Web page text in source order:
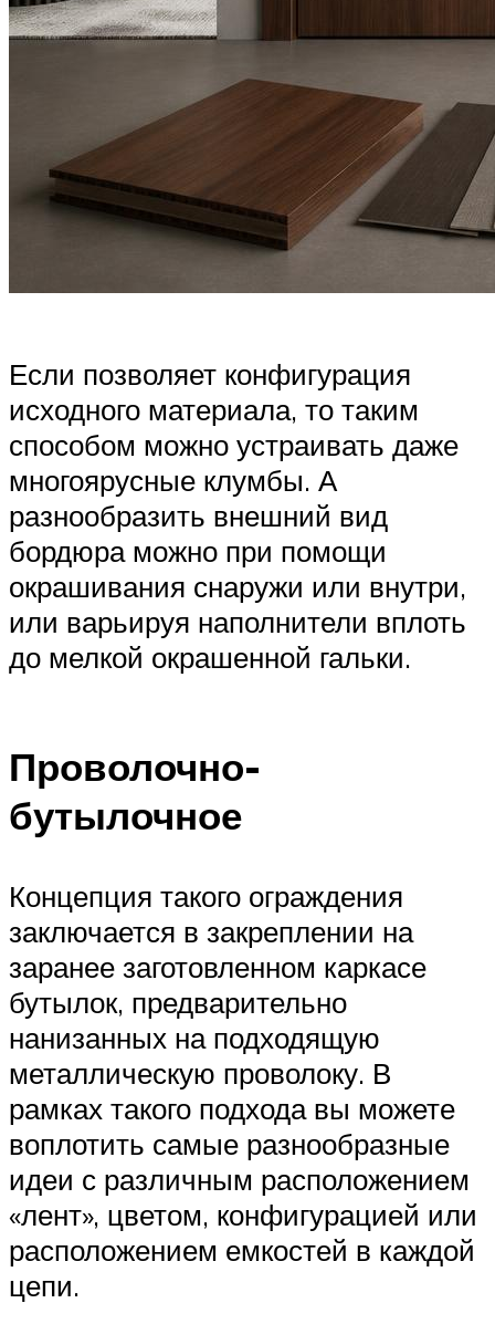
Если позволяет конфигурация
исходного материала, то таким
способом можно устраивать даже
многоярусные клумбы. А
разнообразить внешний вид
бордюра можно при помощи
окрашивания снаружи или внутри,
или варьируя наполнители вплоть
до мелкой окрашенной гальки.
Проволочно-
бутылочное
Концепция такого ограждения
заключается в закреплении на
заранее заготовленном каркасе
бутылок, предварительно
нанизанных на подходящую
металлическую проволоку. В
рамках такого подхода вы можете
воплотить самые разнообразные
идеи с различным расположением
«лент», цветом, конфигурацией или
расположением емкостей в каждой
цепи.